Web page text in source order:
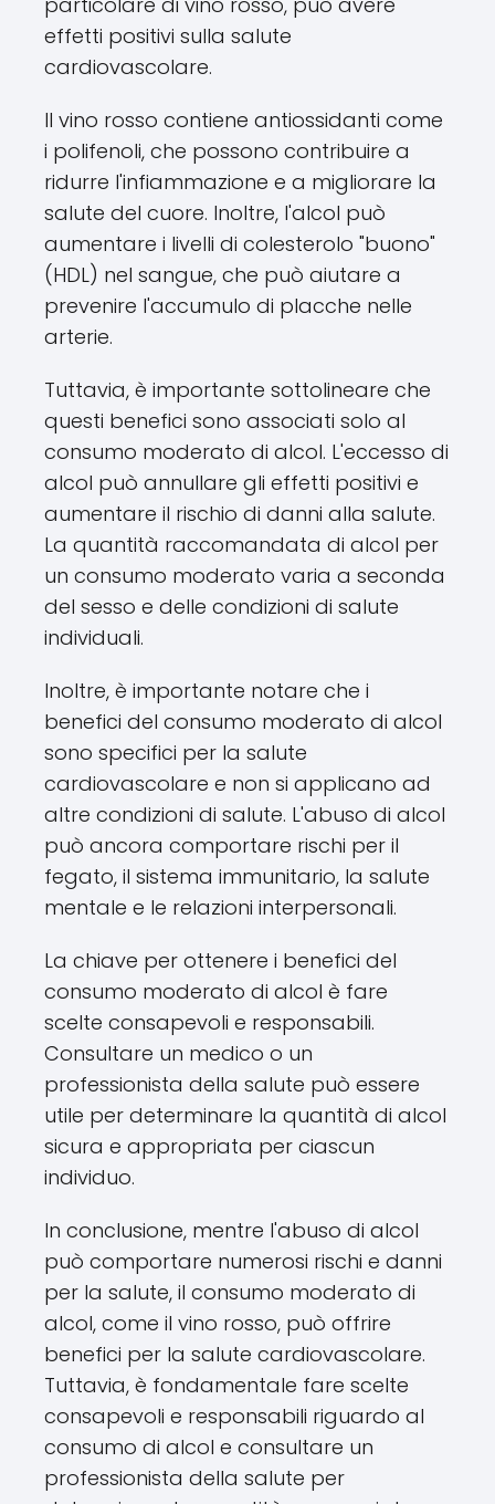
effetti positivi sulla salute
cardiovascolare.
Il vino rosso contiene antiossidanti come
i polifenoli, che possono contribuire a
ridurre l'infiammazione e a migliorare la
salute del cuore. Inoltre, l'alcol può
aumentare i livelli di colesterolo "buono"
(HDL) nel sangue, che può aiutare a
prevenire l'accumulo di placche nelle
arterie.
Tuttavia, è importante sottolineare che
questi benefici sono associati solo al
consumo moderato di alcol. L'eccesso di
alcol può annullare gli effetti positivi e
aumentare il rischio di danni alla salute.
La quantità raccomandata di alcol per
un consumo moderato varia a seconda
del sesso e delle condizioni di salute
individuali.
Inoltre, è importante notare che i
benefici del consumo moderato di alcol
sono specifici per la salute
cardiovascolare e non si applicano ad
altre condizioni di salute. L'abuso di alcol
può ancora comportare rischi per il
fegato, il sistema immunitario, la salute
mentale e le relazioni interpersonali.
La chiave per ottenere i benefici del
consumo moderato di alcol è fare
scelte consapevoli e responsabili.
Consultare un medico o un
professionista della salute può essere
utile per determinare la quantità di alcol
sicura e appropriata per ciascun
individuo.
In conclusione, mentre l'abuso di alcol
può comportare numerosi rischi e danni
per la salute, il consumo moderato di
alcol, come il vino rosso, può offrire
benefici per la salute cardiovascolare.
Tuttavia, è fondamentale fare scelte
consapevoli e responsabili riguardo al
consumo di alcol e consultare un
professionista della salute per